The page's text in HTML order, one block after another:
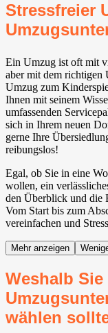
Stressfreier
Ein Umzug ist oft mit
aber mit dem richtigen
Umzug zum
Ihnen mit seinem
umfassenden
sich in Ihrem neuen
gerne Ihre
reibungslos!
Egal, ob Sie in eine
wollen, ein
den Überblick und die
Vom Start bis zum
vereinfachen und
Mehr anzeigen
Weshalb
wählen